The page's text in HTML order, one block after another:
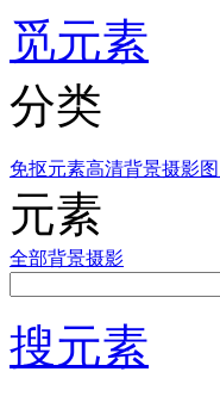
觅元素
分类
免抠元素高清背景摄影图
元素
全部背景摄影
搜元素